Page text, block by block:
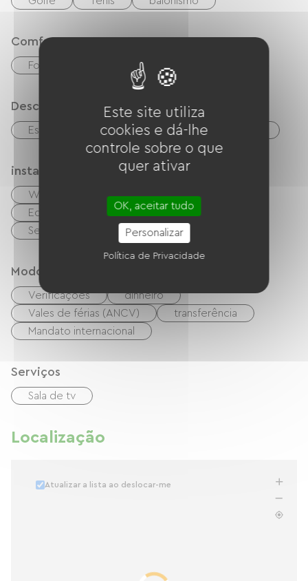
Comfort
Fogão a lenha
Descrição
Estacionamento terreno privado fechado
instalações
Wi-Fi grátis
Garden Lounge
Equipamento para bebês
Secador de cabelo
Modos de paiement
Verificações
dinheiro
Vales de férias (ANCV)
transferência
Mandato internacional
Serviços
Sala de tv
Localização
Atualizar a lista ao deslocar-me
Este site utiliza
cookies e dá-lhe
controle sobre o que
quer ativar
OK, aceitar tudo
Personalizar
Política de Privacidade